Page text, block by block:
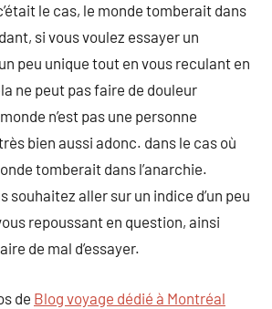
le cas, le monde tomberait dans
si vous voulez essayer un
peu unique tout en vous reculant en
ne peut pas faire de douleur
n’est pas une personne
bien aussi adonc. dans le cas où
tomberait dans l’anarchie.
souhaitez aller sur un indice d’un peu
repoussant en question, ainsi
de mal d’essayer.
de Blog voyage dédié à Montréal